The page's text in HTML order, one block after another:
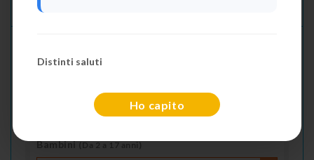
Indica il numero dei passeggeri
Bambini (Da 2 a 17 anni)
Distinti saluti
Ho capito